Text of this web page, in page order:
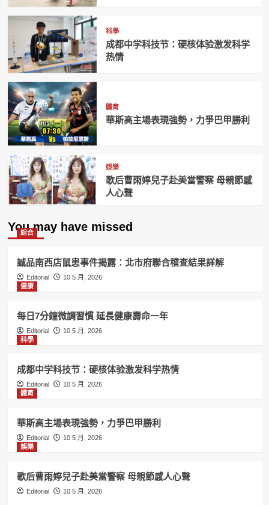
科學
成都中学科技节：硬核体验激发科学
热情
體育
華斯高主場表現強勢，力爭巴甲勝利
娛樂
歌后曹雨婷兒子赴美當警察 母親節感
人心聲
You may have missed
綜合
誠品南西店鼠患事件揭露：北市府聯合稽查結果詳解
Editorial
10 5 月, 2026
健康
每日7分鐘微調習慣 延長健康壽命一年
Editorial
10 5 月, 2026
科學
成都中学科技节：硬核体验激发科学热情
Editorial
10 5 月, 2026
體育
華斯高主場表現強勢，力爭巴甲勝利
Editorial
10 5 月, 2026
娛樂
歌后曹雨婷兒子赴美當警察 母親節感人心聲
Editorial 10 5 月, 2026